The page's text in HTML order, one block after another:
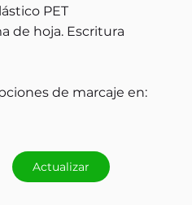
PET
de hoja. Escritura
de marcaje en:
Actualizar